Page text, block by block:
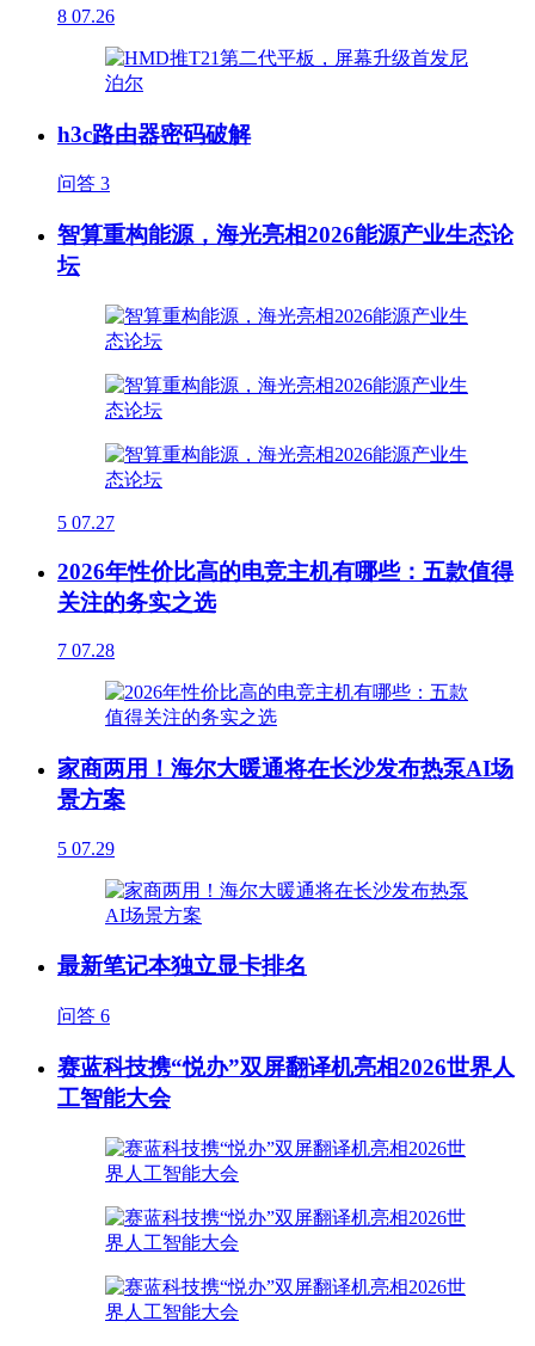
8 07.26
h3c路由器密码破解
问答 3
智算重构能源，海光亮相2026能源产业生态论
坛
5 07.27
2026年性价比高的电竞主机有哪些：五款值得
关注的务实之选
7 07.28
家商两用！海尔大暖通将在长沙发布热泵AI场
景方案
5 07.29
最新笔记本独立显卡排名
问答 6
赛蓝科技携“悦办”双屏翻译机亮相2026世界人
工智能大会